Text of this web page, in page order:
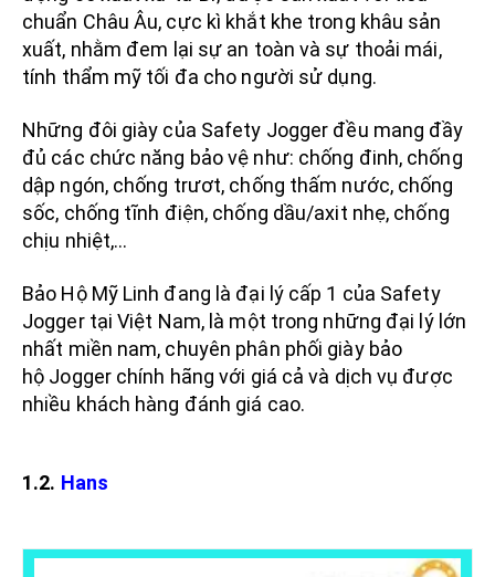
chuẩn Châu Âu, cực kì khắt khe trong khâu sản
xuất, nhằm đem lại sự an toàn và sự thoải mái,
tính thẩm mỹ tối đa cho người sử dụng.
Những đôi giày của Safety Jogger đều mang đầy
đủ các chức năng bảo vệ như: chống đinh, chống
dập ngón, chống trươt, chống thấm nước, chống
sốc, chống tĩnh điện, chống dầu/axit nhẹ, chống
chịu nhiệt,...
Bảo Hộ Mỹ Linh đang là đại lý cấp 1 của Safety
Jogger tại Việt Nam, là một trong những đại lý lớn
nhất miền nam, chuyên phân phối giày bảo
hộ Jogger chính hãng với giá cả và dịch vụ được
nhiều khách hàng đánh giá cao.
1.2. Hans